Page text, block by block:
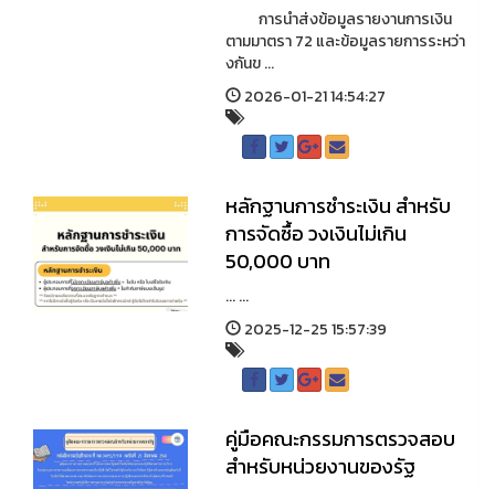
การนำส่งข้อมูลรายงานการเงิน
ตามมาตรา 72 และข้อมูลรายการระหว่า
งกันข ...
2026-01-21 14:54:27
หลักฐานการชำระเงิน สำหรับ
การจัดซื้อ วงเงินไม่เกิน
50,000 บาท
... ...
2025-12-25 15:57:39
คู่มือคณะกรรมการตรวจสอบ
สำหรับหน่วยงานของรัฐ